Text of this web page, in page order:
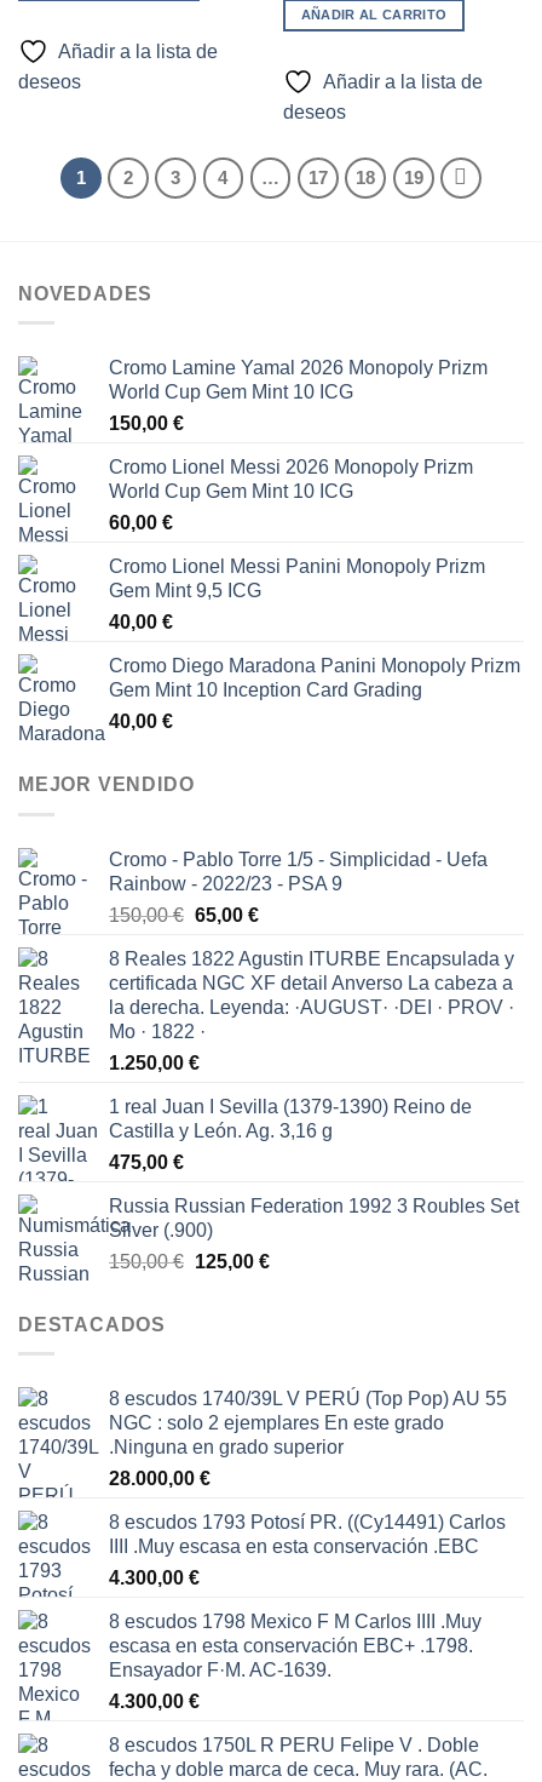
Añadir a la lista de
deseos
AÑADIR AL CARRITO
Añadir a la lista de
deseos
1 2 3 4 … 17 18 19
NOVEDADES
Cromo Lamine Yamal 2026 Monopoly Prizm
World Cup Gem Mint 10 ICG
150,00 €
Cromo Lionel Messi 2026 Monopoly Prizm
World Cup Gem Mint 10 ICG
60,00 €
Cromo Lionel Messi Panini Monopoly Prizm
Gem Mint 9,5 ICG
40,00 €
Cromo Diego Maradona Panini Monopoly Prizm
Gem Mint 10 Inception Card Grading
40,00 €
MEJOR VENDIDO
Cromo - Pablo Torre 1/5 - Simplicidad - Uefa
Rainbow - 2022/23 - PSA 9
150,00€ El
original
era:
150,00 €.
65,00 €El
actual
es:
65,00 €.
8 Reales 1822 Agustin ITURBE Encapsulada y
certificada NGC XF detail Anverso La cabeza a
la derecha. Leyenda: ·AUGUST· ·DEI · PROV ·
Mo · 1822 ·
1.250,00 €
1 real Juan I Sevilla (1379-1390) Reino de
Castilla y León. Ag. 3,16 g
475,00 €
Russia Russian Federation 1992 3 Roubles Set
Silver (.900)
150,00€ El
125,00 €El
DESTACADOS
8 escudos 1740/39L V PERÚ (Top Pop) AU 55
NGC : solo 2 ejemplares En este grado
.Ninguna en grado superior
28.000,00 €
8 escudos 1793 Potosí PR. ((Cy14491) Carlos
IIII .Muy escasa en esta conservación .EBC
4.300,00 €
8 escudos 1798 Mexico F M Carlos IIII .Muy
escasa en esta conservación EBC+ .1798.
Ensayador F·M. AC-1639.
4.300,00 €
8 escudos 1750L R PERU Felipe V . Doble
fecha y doble marca de ceca. Muy rara. (AC.